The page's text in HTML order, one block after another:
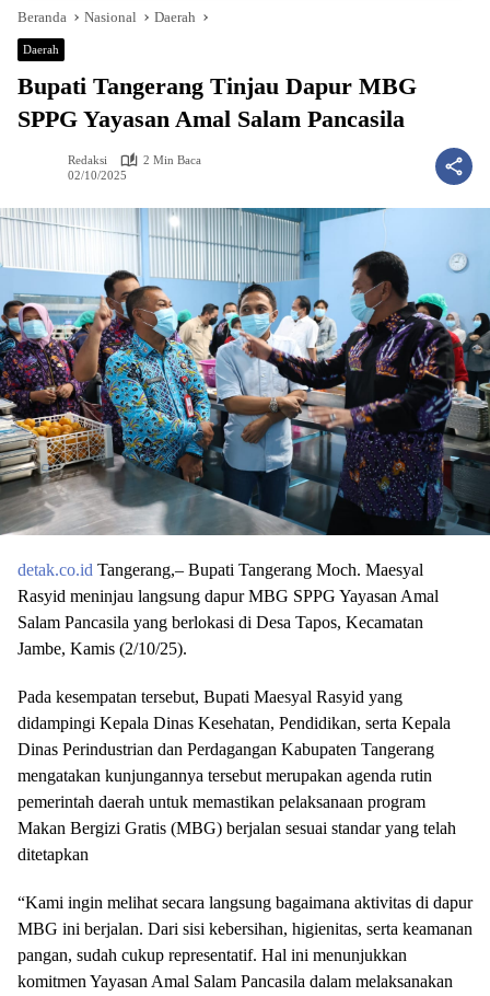
Beranda Nasional Daerah
Daerah
Bupati Tangerang Tinjau Dapur MBG
SPPG Yayasan Amal Salam Pancasila
Redaksi
2 Min Baca
02/10/2025
detak.co.id Tangerang,– Bupati Tangerang Moch. Maesyal
Rasyid meninjau langsung dapur MBG SPPG Yayasan Amal
Salam Pancasila yang berlokasi di Desa Tapos, Kecamatan
Jambe, Kamis (2/10/25).
Pada kesempatan tersebut, Bupati Maesyal Rasyid yang
didampingi Kepala Dinas Kesehatan, Pendidikan, serta Kepala
Dinas Perindustrian dan Perdagangan Kabupaten Tangerang
mengatakan kunjungannya tersebut merupakan agenda rutin
pemerintah daerah untuk memastikan pelaksanaan program
Makan Bergizi Gratis (MBG) berjalan sesuai standar yang telah
ditetapkan
“Kami ingin melihat secara langsung bagaimana aktivitas di dapur
MBG ini berjalan. Dari sisi kebersihan, higienitas, serta keamanan
pangan, sudah cukup representatif. Hal ini menunjukkan
komitmen Yayasan Amal Salam Pancasila dalam melaksanakan